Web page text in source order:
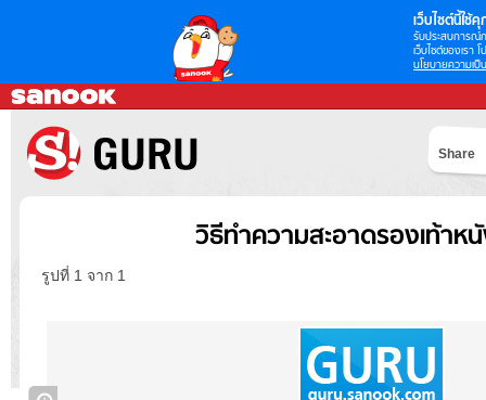
เว็บไซต์นี้ใช้คุ
รับประสบการณ์
เว็บไซต์ของเรา
นโยบายความเป็
Share
วิธีทำความสะอาดรองเท้าห
รูปที่ 1 จาก 1